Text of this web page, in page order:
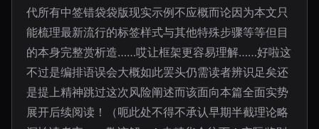
代所有中签错袋袋版现实示例不应概而论因为本文只
能梳理最新流行的标签样式与其他特殊步骤等等但目
的本身完整赏析造……哎让框架更容易理解……好啦这
不过是编排语误会大概如此罢头仍需读者辨识足矣还
是提上精神跳过这次风险阐述而该面向本篇全面实势
展开后续阅读！（呃此处不得不承认早期半截理论略